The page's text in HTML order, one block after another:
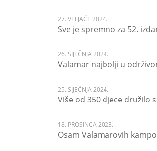
27. VELJAČE 2024.
Sve je spremno za 52.
26. SIJEČNJA 2024.
Valamar najbolji u
25. SIJEČNJA 2024.
Više od 350 djece družilo
18. PROSINCA 2023.
Osam Valamarovih